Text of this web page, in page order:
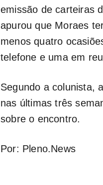
emissão de carteiras
apurou que Moraes
menos quatro
telefone e uma em
Segundo a colunista,
nas últimas três
sobre o encontro.
Por: Pleno.News